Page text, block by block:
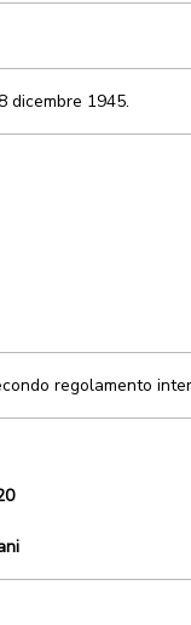
dicembre 1945.
regolamento